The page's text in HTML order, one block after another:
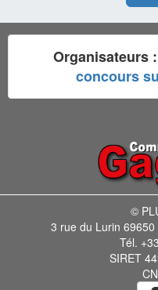
Organisateurs :
concours
©
3 rue du Lurin
Tél.
SIRET